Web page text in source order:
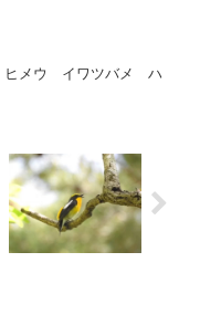
ヒメウ イワツバメ ハ